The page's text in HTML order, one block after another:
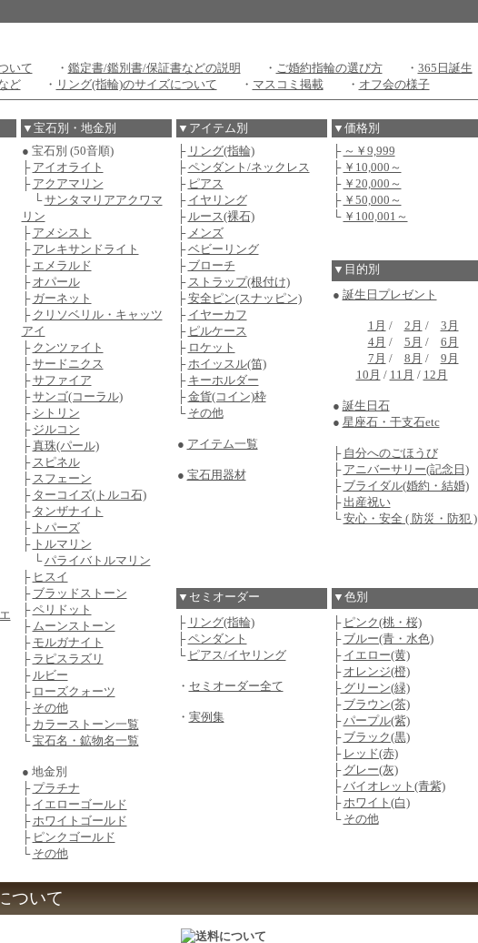
いて ・ 鑑定書/鑑別書/保証書などの説明 ・ ご婚約指輪の選び方・ 365日誕生
ど・ リング(指輪)のサイズについて ・ マスコミ掲載・ オフ会の様子
▼宝石別・地金別 ▼アイテム別
▼価格別
● 宝石別 (50音順)
├ アイオライト
├ アクアマリン
└サンタマリアアクワマ
リン
├ アメシスト
├ アレキサンドライト
├ エメラルド
├ オパール
├ ガーネット
├ クリソベリル・キャッツ
アイ
├ クンツァイト
├サードニクス
├サファイア
├サンゴ(コーラル)
├ シトリン
├ ジルコン
├真珠(パール)
├ スピネル
├ スフェーン
├ ターコイズ(トルコ石)
├ タンザナイト
├ トパーズ
├ トルマリン
└パライバトルマリン
├ ヒスイ
├ ブラッドストーン
├ペリドット
├ ムーンストーン
├ モルガナイト
├ ラピスラズリ
├ ルビー
├ ローズクォーツ
├ その他
├ カラーストーン一覧
└宝石名・鉱物名一覧
● 地金別
├ プラチナ
├ イエローゴールド
├ホワイトゴールド
├ ピンクゴールド
└ その他
├ リング(指輪)
├ペンダント/ネックレス
├ ピアス
├ イヤリング
├ ルース(裸石)
├ メンズ
├ベビーリング
├ ブローチ
├ ストラップ(根付け)
├安全ピン(スナッピン)
├ イヤーカフ
├ ピルケース
├ ロケット
├ホイッスル(笛)
├ キーホルダー
├金貨(コイン)枠
└ その他
● アイテム一覧
● 宝石用器材
├ ～￥9,999
├ ￥10,000～
├ ￥20,000～
├ ￥50,000～
└ ￥100,001～
▼目的別
● 誕生日プレゼント
1月 / 2月 / 3月
4月 / 5月 / 6月
7月 / 8月 / 9月
10月 / 11月 / 12月
● 誕生日石
● 星座石・干支石etc
├ 自分へのごほうび
├ アニバーサリー(記念日)
├ ブライダル(婚約・結婚)
├出産祝い
└安心・安全 ( 防災・防犯 )
▼セミオーダー
▼色別
├ リング(指輪)
├ペンダント
└ ピアス/イヤリング
・ セミオーダー全て
・ 実例集
├ ピンク(桃・桜)
├ ブルー(青・水色)
├ イエロー(黄)
├ オレンジ(橙)
├グリーン(緑)
├ ブラウン(茶)
├パープル(紫)
├ ブラック(黒)
├ レッド(赤)
├ グレー(灰)
├バイオレット(青紫)
├ホワイト(白)
└ その他
ついて